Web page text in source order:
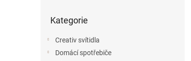
kategorie
Kategorie
Creativ svítidla
Domácí spotřebiče